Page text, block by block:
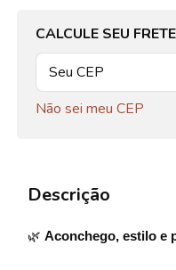
CALCULE SEU FRETE
Não sei meu CEP
Descrição
🌿 Aconchego, estilo e